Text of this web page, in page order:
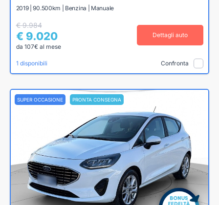
2019 | 90.500km | Benzina | Manuale
€ 9.984
€ 9.020
da 107€ al mese
Dettagli auto
1 disponibili Confronta
SUPER OCCASIONE PRONTA CONSEGNA